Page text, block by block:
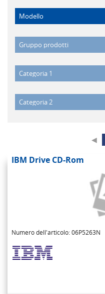
◀
IBM Drive CD-Rom
Numero dell'articolo: 06P5263N